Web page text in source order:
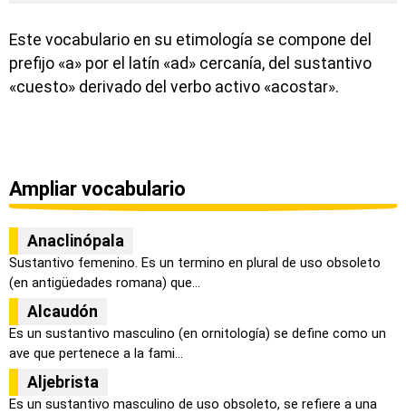
Este vocabulario en su etimología se compone del
prefijo «a» por el latín «ad» cercanía, del sustantivo
«cuesto» derivado del verbo activo «acostar».
Ampliar vocabulario
Anaclinópala
Sustantivo femenino. Es un termino en plural de uso obsoleto
(en antigüedades romana) que...
Alcaudón
Es un sustantivo masculino (en ornitología) se define como un
ave que pertenece a la fami...
Aljebrista
Es un sustantivo masculino de uso obsoleto, se refiere a una